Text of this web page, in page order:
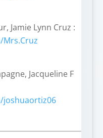
Jamie Lynn Cruz :
Jacqueline F
joshuaortiz06